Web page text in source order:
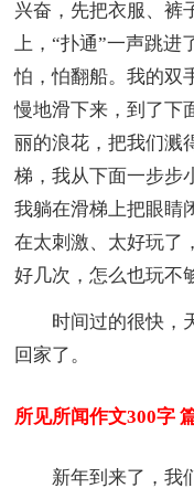
兴奋，先把衣服、裤
上，“扑通”一声跳
怕，怕翻船。我的双
慢地滑下来，到了下
丽的浪花，把我们溅
梯，我从下面一步步
我躺在滑梯上把眼睛
在太刺激、太好玩了
好几次，怎么也玩不
时间过的很快，天
回家了。
所见所闻作文300字
新年到来了，我们